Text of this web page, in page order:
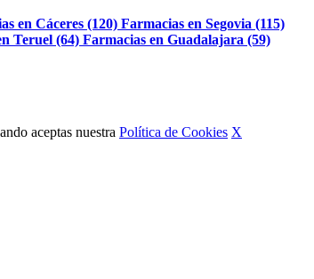
en Cáceres (120) Farmacias en Segovia (115)
Teruel (64) Farmacias en Guadalajara (59)
aceptas nuestra Política de Cookies X